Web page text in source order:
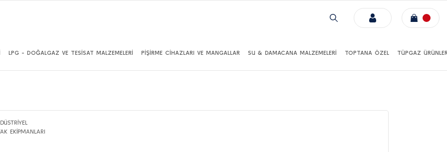
LPG - DOĞALGAZ VE TESİSAT MALZEMELERİ PİŞİRME CİHAZLARI VE MANGALLAR SU & DAMACANA MALZEMELERİ TOPTANA ÖZEL TÜPGAZ